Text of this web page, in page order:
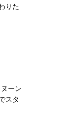
りた
ーン
スタ